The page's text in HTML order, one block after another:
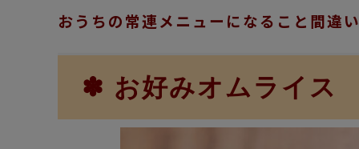
おうちの常連メニューになること間違
✽ お好みオムライス